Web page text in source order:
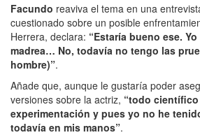
Facundo reaviva el tema en una
cuestionado sobre un posible
Herrera, declara: “Estaría bueno ese.
madrea… No, todavía no tengo las
hombre)”.
Añade que, aunque le gustaría poder
versiones sobre la actriz, “todo
experimentación y pues yo no he
todavía en mis manos”.